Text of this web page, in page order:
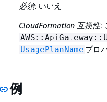
必須:いいえ
CloudFormation 互換性:
UsagePlanName プロ
例